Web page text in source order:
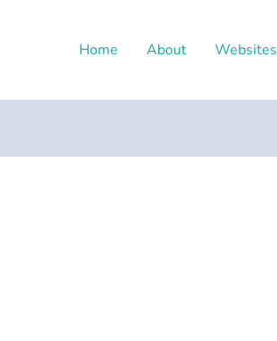
Home About Websites